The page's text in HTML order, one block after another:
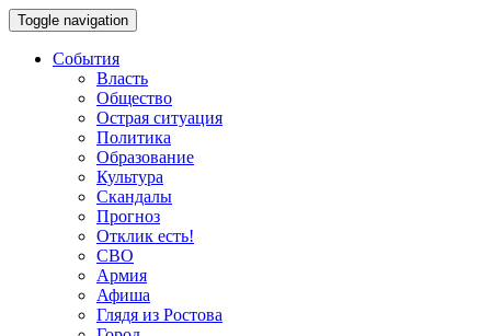
Toggle navigation
События
Власть
Общество
Острая ситуация
Политика
Образование
Культура
Скандалы
Прогноз
Отклик есть!
СВО
Армия
Афиша
Глядя из Ростова